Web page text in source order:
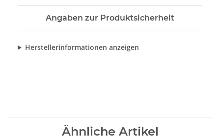
Angaben zur Produktsicherheit
Herstellerinformationen anzeigen
Ähnliche Artikel